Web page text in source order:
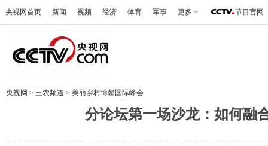
央视网首页 新闻 视频 经济 体育 军事 更多 节目官网
央视网 > 三农频道 > 美丽乡村博鳌国际峰会
分论坛第一场沙龙：如何融